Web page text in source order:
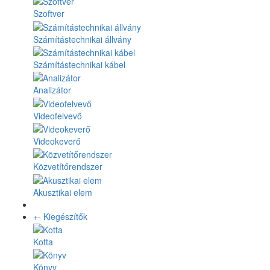
Szoftver
Számítástechnikai állvány
Számítástechnikai kábel
Analizátor
Videofelvevő
Videokeverő
Közvetítőrendszer
Akusztikai elem
+- Kiegészítők
Kotta
Könyv